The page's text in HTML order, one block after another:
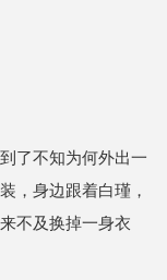
了不知为何外出一
，身边跟着白瑾，
不及换掉一身衣